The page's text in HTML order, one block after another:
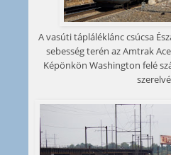
A vasúti tápláléklánc csúcsa
sebesség terén az Amtrak
Képönkön Washington felé